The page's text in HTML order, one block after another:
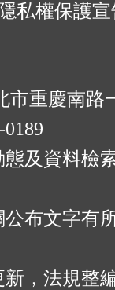
隱私權保護
市重慶南路
及資料檢
布文字有
，法規整